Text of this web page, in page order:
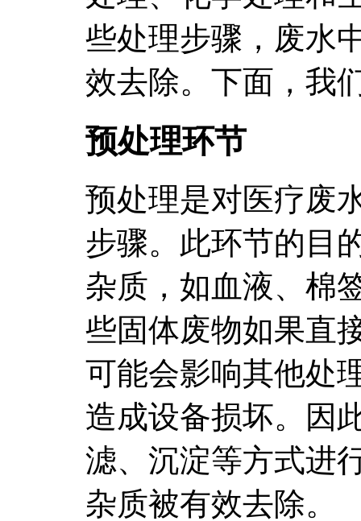
些处理步骤，废水
效去除。下面，我
预处理环节
预处理是对医疗废
步骤。此环节的目
杂质，如血液、棉
些固体废物如果直
可能会影响其他处
造成设备损坏。因
滤、沉淀等方式进
杂质被有效去除。